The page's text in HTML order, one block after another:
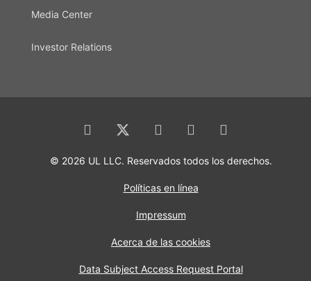
Media Center
Investor Relations
© 2026 UL LLC. Reservados todos los derechos.
Políticas en línea
Impressum
Acerca de las cookies
Data Subject Access Request Portal